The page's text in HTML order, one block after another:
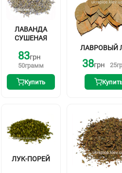
ЛАВАНДА
СУШЕНАЯ
83грн
50грамм
Купить
ЛАВРОВЫЙ
38грн 25
ЛУК-ПОРЕЙ